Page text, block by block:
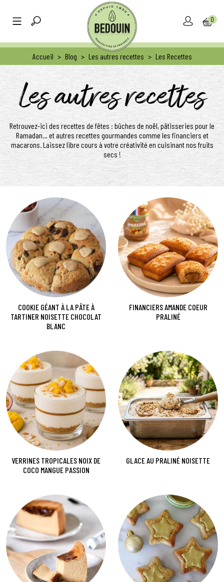
0
Accueil > Blog > Les autres recettes > Les Recettes
Les autres recettes
Retrouvez-ici des recettes de fêtes : bûches de noël, pâtisseries pour le
Ramadan… et autres recettes gourmandes comme les financiers et
macarons. Laissez libre cours à votre créativité en cuisinant nos fruits
secs !
COOKIE GÉANT À LA PÂTE À
TARTINER NOISETTE CHOCOLAT
BLANC
FINANCIERS AMANDE COEUR
PRALINÉ
VERRINES TROPICALES NOIX DE
COCO MANGUE PASSION
GLACE AU PRALINÉ NOISETTE